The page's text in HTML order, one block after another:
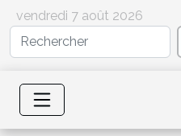
vendredi 7 août 2026